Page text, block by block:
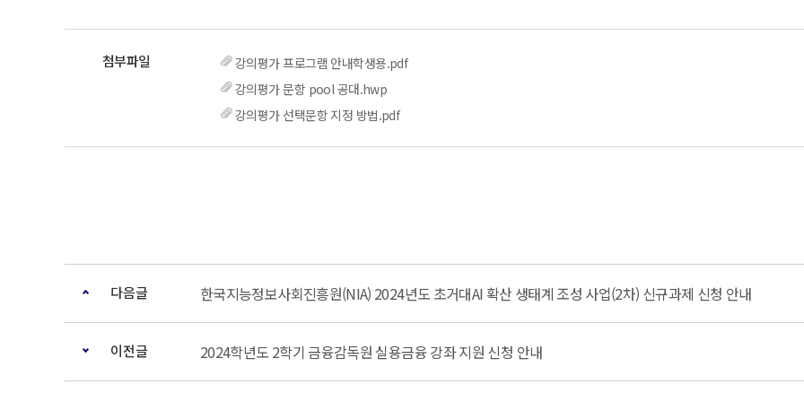
강의평가 프로그램 안내학생용.pdf
강의평가 문항 pool 공대.hwp
강의평가 선택문항 지정 방법.pdf
다음글 한국지능정보사회진흥원(NIA) 2024년도 초거대AI 확산 생태계 조성 사업(2차) 신규과제 신청 안내
이전글 2024학년도 2학기 금융감독원 실용금융 강좌 지원 신청 안내